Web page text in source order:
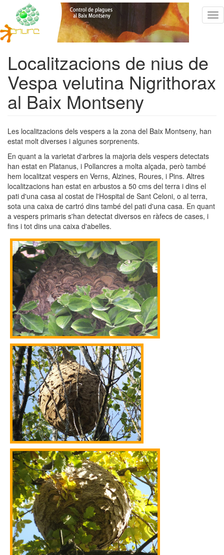
contingut
Localitzacions de nius de
Vespa velutina Nigrithorax
al Baix Montseny
Les localitzacions dels vespers a la zona del Baix Montseny, han
estat molt diverses i algunes sorprenents.
En quant a la varietat d'arbres la majoria dels vespers detectats
han estat en Platanus, i Pollancres a molta alçada, però també
hem localitzat vespers en Verns, Alzines, Roures, i Pins. Altres
localitzacions han estat en arbustos a 50 cms del terra i dins el
pati d'una casa al costat de l'Hospital de Sant Celoni, o al terra,
sota una caixa de cartró dins també del pati d'una casa. En quant
a vespers primaris s'han detectat diversos en ràfecs de cases, i
fins i tot dins una caixa d'abelles.